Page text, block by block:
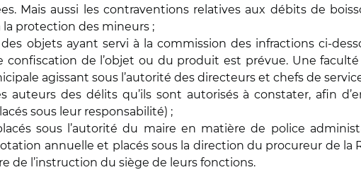
Mais aussi les contraventions relatives aux débits de
la protection des mineurs ;
des objets ayant servi à la commission des infractions ci-
confiscation de l’objet ou du produit est prévue. Une
agissant sous l’autorité des directeurs et chefs de
auteurs des délits qu’ils sont autorisés à constater, afin
sous leur responsabilité) ;
sous l’autorité du maire en matière de police
annuelle et placés sous la direction du procureur de
de l’instruction du siège de leurs fonctions.